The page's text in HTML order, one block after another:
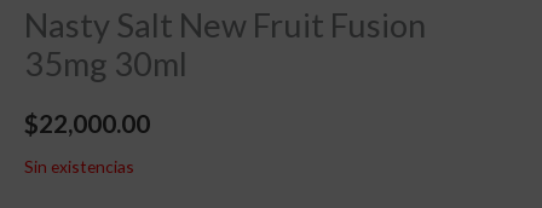
Nasty Salt New Fruit Fusion
35mg 30ml
$22,000.00
Sin existencias